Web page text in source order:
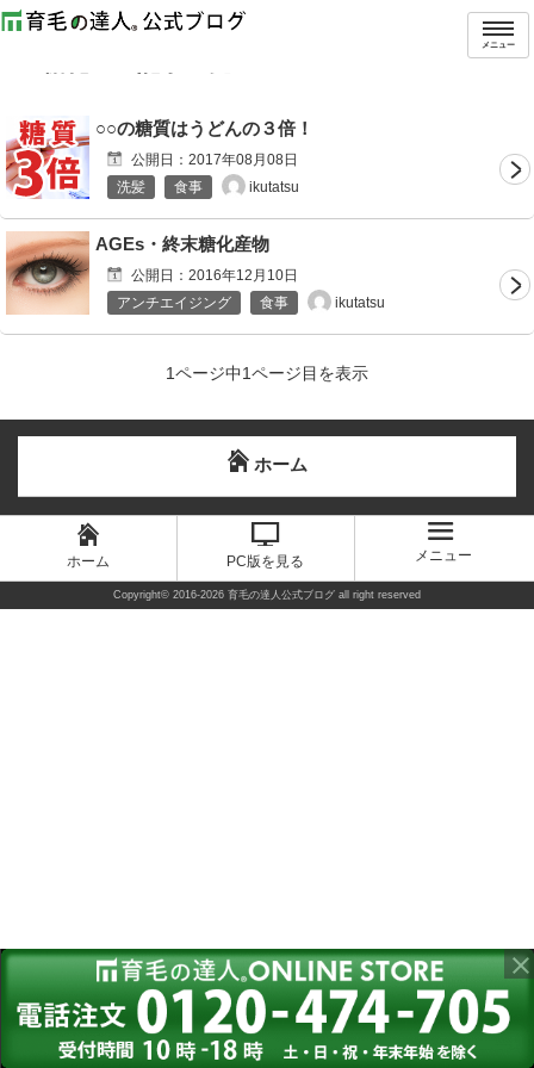
メニュー
トップ タグ：糖化
○○の糖質はうどんの３倍！
公開日： 2017年08月08日
洗髪
食事 ikutatsu
AGEs・終末糖化産物
公開日： 2016年12月10日
アンチエイジング
食事 ikutatsu
1ページ中1ページ目を表示
ホーム
ホーム PC版を見る メニュー
Copyright© 2016-2026 育毛の達人公式ブログ all right reserved